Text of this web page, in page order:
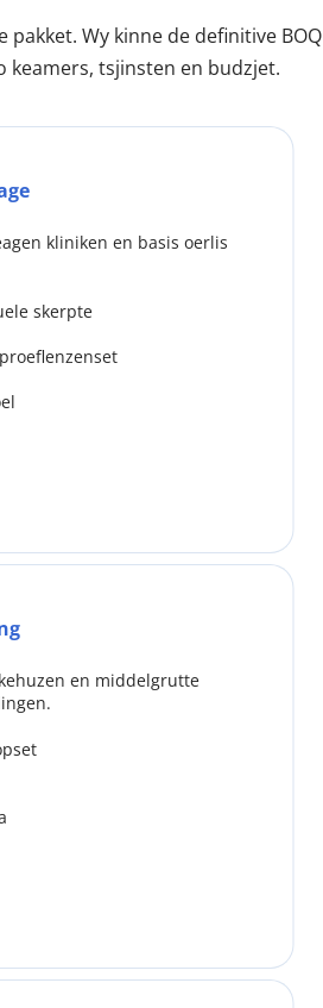
pakket. Wy kinne de definitive BOQ
keamers, tsjinsten en budzjet.
kliniken en basis oerlis
skerpte
en middelgrutte